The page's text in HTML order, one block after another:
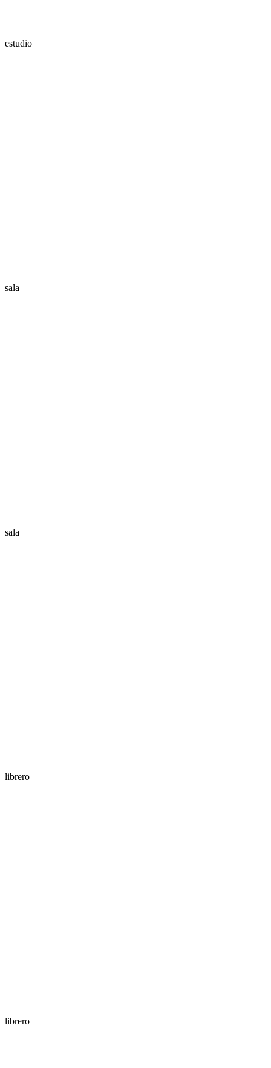
estudio
sala
sala
librero
librero